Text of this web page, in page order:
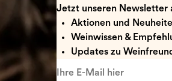
Jetzt unseren Newsletter
Aktionen und
Weinwissen &
Updates zu